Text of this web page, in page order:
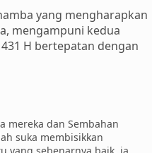
yang mengharapkan
mengampuni kedua
H bertepatan dengan
mereka dan Sembahan
suka membisikkan
yang sebenarnya baik, ia